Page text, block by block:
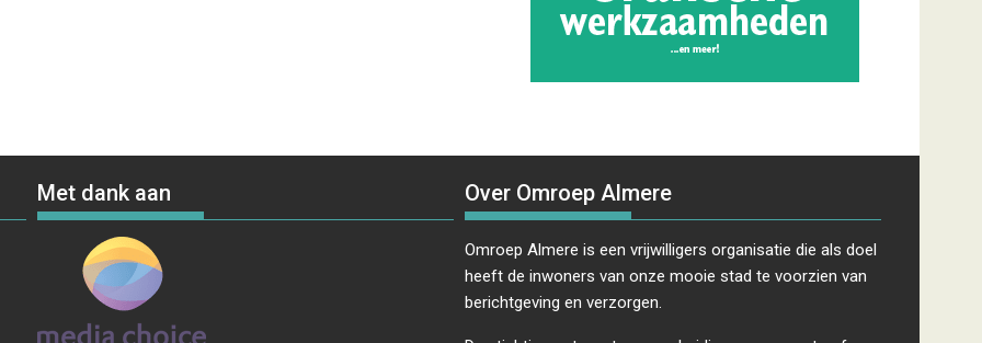
Met dank aan Over Omroep Almere
Omroep Almere is een vrijwilligers organisatie die als doel
heeft de inwoners van onze mooie stad te voorzien van
berichtgeving en verzorgen.